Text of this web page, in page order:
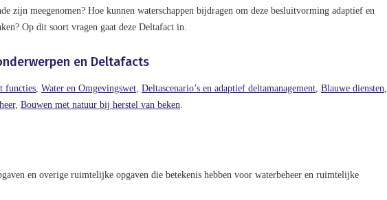
zijn meegenomen? Hoe kunnen waterschappen bijdragen om deze besluitvorming adaptief en
Op dit soort vragen gaat deze Deltafact in.
en Deltafacts
functies, Water en Omgevingswet, Deltascenario’s en adaptief deltamanagement, Blauwe diensten,
, Bouwen met natuur bij herstel van beken.
en overige ruimtelijke opgaven die betekenis hebben voor waterbeheer en ruimtelijke